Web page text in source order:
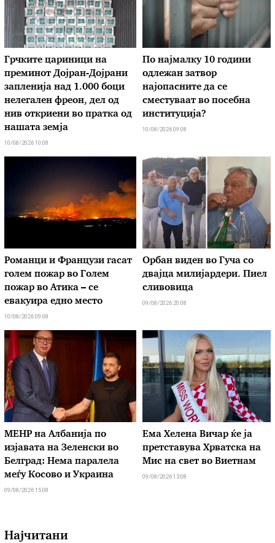
Грчките цариници на
преминот Дојран-Дојрани
запленија над 1.000 боци
нелегален фреон, дел од
нив откриени во пратка од
нашата земја
10/08/2026 10:08
По најмалку 10 години
одлежан затвор
најопасните да се
сместуваат во посебна
институција?
10/08/2026 09:08
Романци и Французи гасат
голем пожар во Голем
пожар во Атика – се
евакуира едно место
10/08/2026 09:08
Орбан виден во Гуча со
двајца милијардери. Пиел
сливовица
09/08/2026 20:08
МЕНР на Албанија по
изјавата на Зеленски во
Белград: Нема паралела
меѓу Косово и Украина
09/08/2026 15:08
Ема Хелена Вичар ќе ја
претставува Хрватска на
Мис на свет во Виетнам
09/08/2026 13:08
Најчитани